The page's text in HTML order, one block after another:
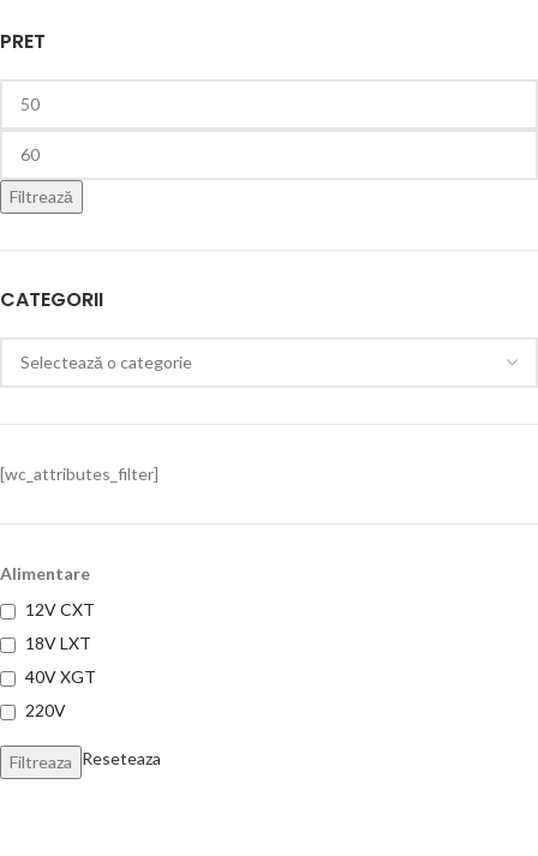
PRET
Filtrează
CATEGORII
[wc_attributes_filter]
Alimentare
12V CXT
18V LXT
40V XGT
220V
Filtreaza Reseteaza